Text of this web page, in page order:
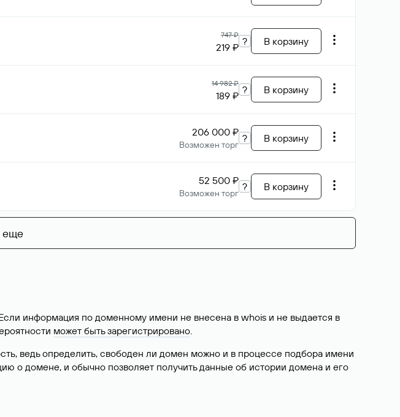
747 ₽
219 ₽ ? В корзину
14 982 ₽
189 ₽ ? В корзину
206 000 ₽
Возможен торг
? В корзину
52 500 ₽
Возможен торг
? В корзину
еще
информация по доменному имени не внесена в whois и не выдается в
может быть зарегистрировано.
ведь определить, свободен ли домен можно и в процессе подбора имени
о домене, и обычно позволяет получить данные об истории домена и его